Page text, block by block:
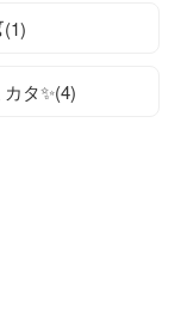
タ✨(4)